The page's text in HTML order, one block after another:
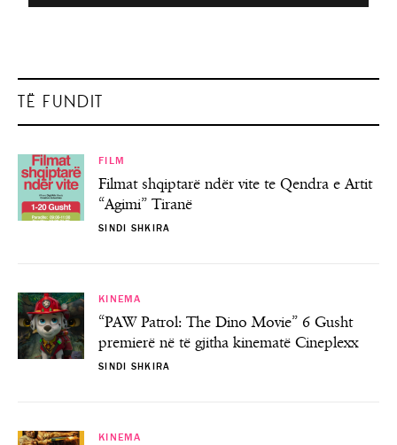
TË FUNDIT
FILM
Filmat shqiptarë ndër vite te Qendra e Artit
“Agimi” Tiranë
SINDI SHKIRA
KINEMA
“PAW Patrol: The Dino Movie” 6 Gusht
premierë në të gjitha kinematë Cineplexx
SINDI SHKIRA
KINEMA